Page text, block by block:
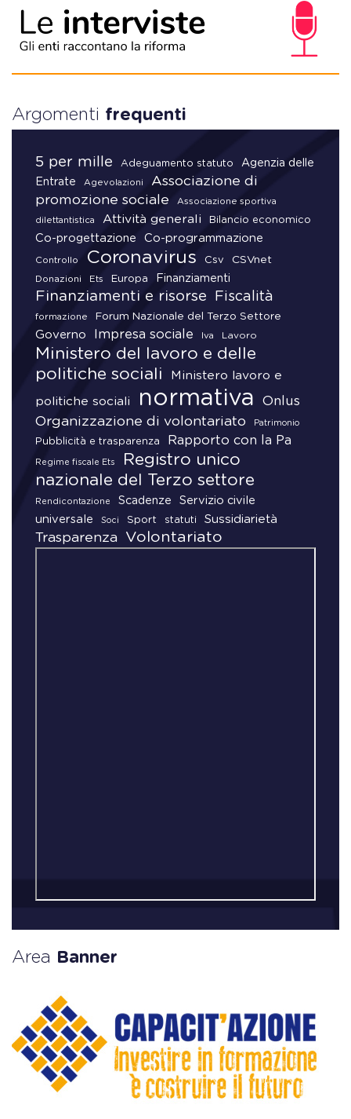
Argomenti frequenti
5 per mille Adeguamento statuto
Agenzia delle
Entrate
Agevolazioni
Associazione di
promozione sociale
Associazione sportiva
dilettantistica Attività generali Bilancio economico
Co-progettazione Co-programmazione
Controllo Coronavirus Csv CSVnet
Donazioni Ets Europa Finanziamenti
Finanziamenti e risorse Fiscalità
formazione Forum Nazionale del Terzo Settore
Governo Impresa sociale Iva Lavoro
Ministero del lavoro e delle
politiche sociali
Ministero lavoro e
politiche sociali normativa Onlus
Organizzazione di volontariato Patrimonio
Pubblicità e trasparenza Rapporto con la Pa
Regime fiscale Ets
Registro unico
nazionale del Terzo settore
Rendicontazione Scadenze
Servizio civile
universale
Soci Sport statuti Sussidiarietà
Trasparenza Volontariato
Area Banner